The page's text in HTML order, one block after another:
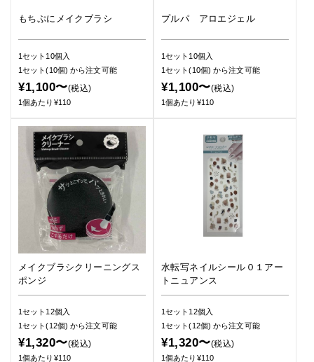
もちぷにメイクブラシ
1セット10個入
1セット(10個)から注文可能
¥1,100〜(税込)
1個あたり¥110
プルパ アロエジェル
1セット10個入
1セット(10個)から注文可能
¥1,100〜(税込)
1個あたり¥110
メイクブラシクリーニングス
ポンジ
1セット12個入
1セット(12個)から注文可能
¥1,320〜(税込)
1個あたり¥110
水転写ネイルシール０１アー
トニュアンス
1セット12個入
1セット(12個)から注文可能
¥1,320〜(税込)
1個あたり¥110